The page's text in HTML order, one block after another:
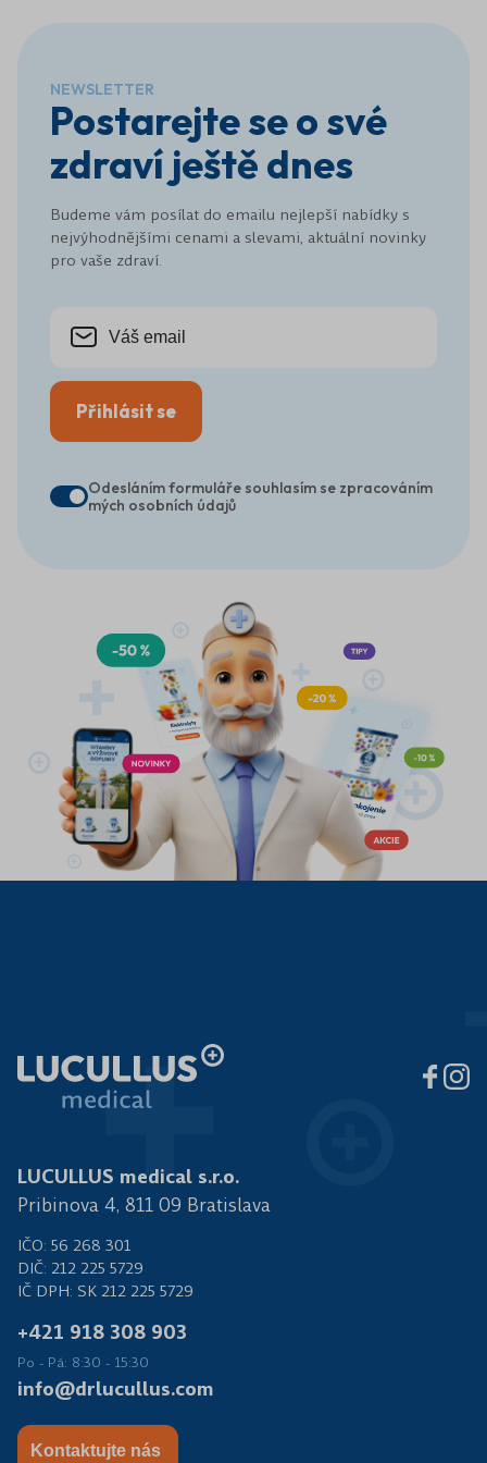
NEWSLETTER
Postarejte se o své
zdraví ještě dnes
Budeme vám posílat do emailu nejlepší nabídky s
nejvýhodnějšími cenami a slevami, aktuální novinky
pro vaše zdraví.
Přihlásit se
Odesláním formuláře souhlasím se zpracováním
mých osobních údajů
LUCULLUS medical s.r.o.
Pribinova 4, 811 09 Bratislava
IČO: 56 268 301
DIČ: 212 225 5729
IČ DPH: SK 212 225 5729
+421 918 308 903
Po - Pá: 8:30 - 15:30
info@drlucullus.com
Kontaktujte nás